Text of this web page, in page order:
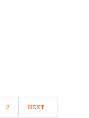
2 NEXT